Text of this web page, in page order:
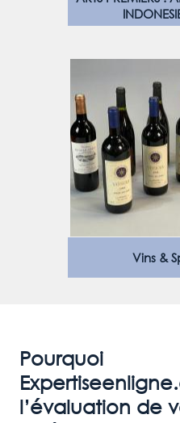
Vins &
l’évaluation de